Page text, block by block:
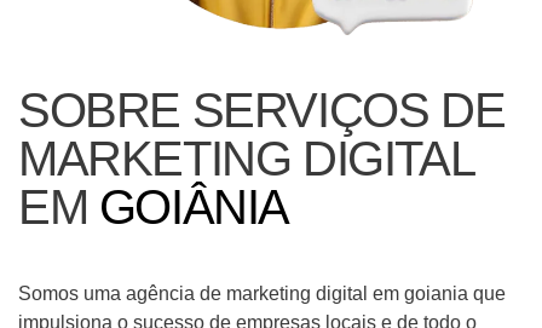
SOBRE SERVIÇOS DE
MARKETING DIGITAL
EM GOIÂNIA
Somos uma agência de marketing digital em goiania que
impulsiona o sucesso de empresas locais e de todo o